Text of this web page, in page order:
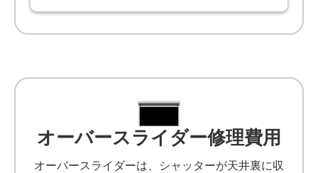
オーバースライダー修理費用
オーバースライダーは、シャッターが天井裏に収